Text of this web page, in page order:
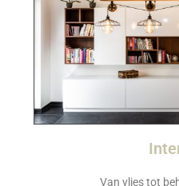
Van vlies tot